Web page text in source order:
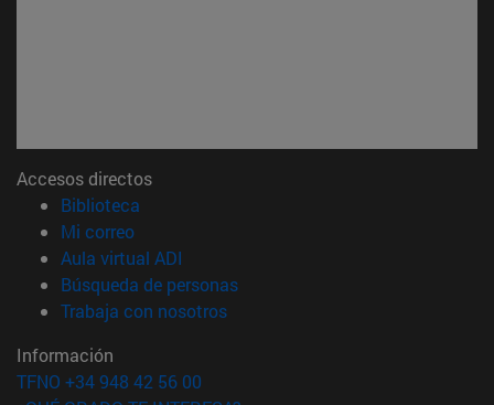
Accesos directos
Biblioteca
Mi correo(abre en nueva ventana)
Aula virtual ADI
Búsqueda de personas(abre en nueva ventana)
Trabaja con nosotros(abre en nueva ventana)
Información
TFNO +34 948 42 56 00